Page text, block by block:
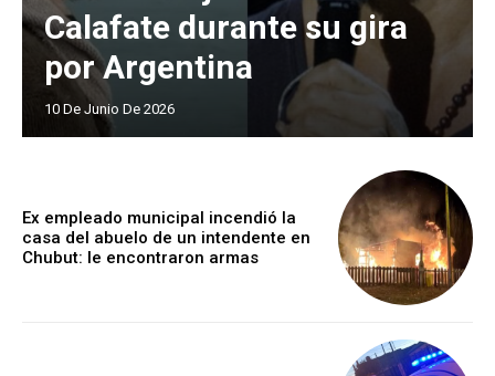
Calafate durante su gira
por Argentina
10 De Junio De 2026
Ex empleado municipal incendió la
casa del abuelo de un intendente en
Chubut: le encontraron armas